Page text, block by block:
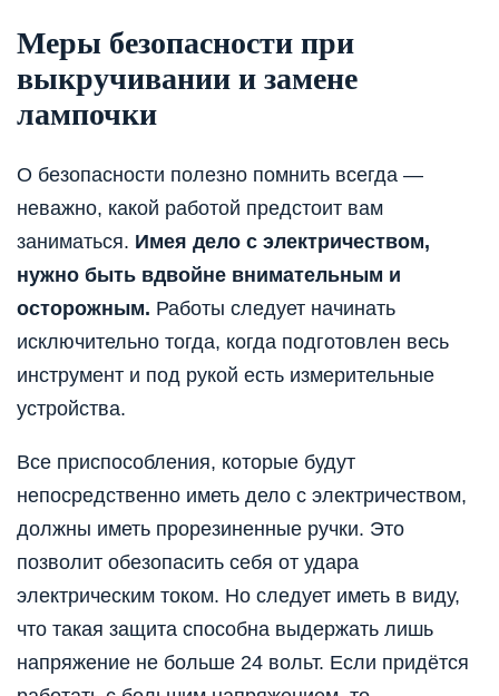
Меры безопасности при
выкручивании и замене
лампочки
О безопасности полезно помнить всегда —
неважно, какой работой предстоит вам
заниматься. Имея дело с электричеством,
нужно быть вдвойне внимательным и
осторожным. Работы следует начинать
исключительно тогда, когда подготовлен весь
инструмент и под рукой есть измерительные
устройства.
Все приспособления, которые будут
непосредственно иметь дело с электричеством,
должны иметь прорезиненные ручки. Это
позволит обезопасить себя от удара
электрическим током. Но следует иметь в виду,
что такая защита способна выдержать лишь
напряжение не больше 24 вольт. Если придётся